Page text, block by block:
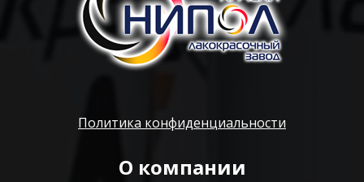
Политика конфиденциальности
О компании